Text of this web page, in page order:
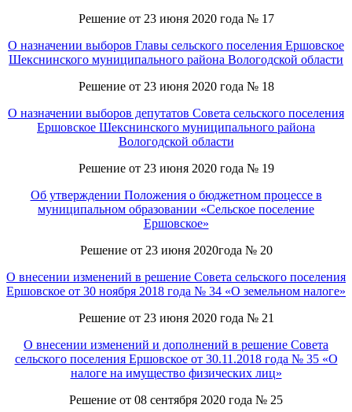
Решение от 23 июня 2020 года № 17
О назначении выборов Главы сельского поселения Ершовское
Шекснинского муниципального района Вологодской области
Решение от 23 июня 2020 года № 18
О назначении выборов депутатов Совета сельского поселения
Ершовское Шекснинского муниципального района
Вологодской области
Решение от 23 июня 2020 года № 19
Об утверждении Положения о бюджетном процессе в
муниципальном образовании «Сельское поселение
Ершовское»
Решение от 23 июня 2020года № 20
О внесении изменений в решение Совета сельского поселения
Ершовское от 30 ноября 2018 года № 34 «О земельном налоге»
Решение от 23 июня 2020 года № 21
О внесении изменений и дополнений в решение Совета
сельского поселения Ершовское от 30.11.2018 года № 35 «О
налоге на имущество физических лиц»
Решение от 08 сентября 2020 года № 25